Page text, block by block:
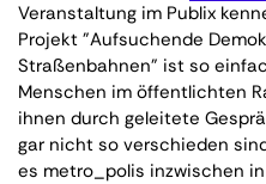
Veranstaltung im Publix
Projekt "Aufsuchende
Straßenbahnen" ist so
Menschen im öffentlichten
ihnen durch geleitete
gar nicht so verschieden
es metro_polis inzwischen